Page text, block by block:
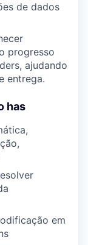
de dados
progresso
ajudando
entrega.
has
em